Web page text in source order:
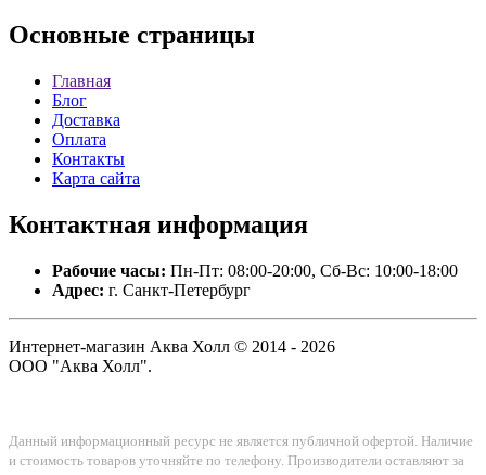
Основные страницы
Главная
Блог
Доставка
Оплата
Контакты
Карта сайта
Контактная информация
Рабочие часы: Пн-Пт: 08:00-20:00, Сб-Вс: 10:00-18:00
Адрес: г. Санкт-Петербург
Интернет-магазин Аква Холл © 2014 - 2026
ООО "Аква Холл".
Данный информационный ресурс не является публичной офертой. Наличие
и стоимость товаров уточняйте по телефону. Производители оставляют за